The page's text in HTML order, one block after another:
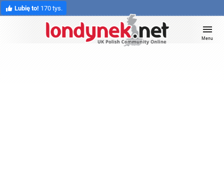
Lubię to! 170 tys.
Menu